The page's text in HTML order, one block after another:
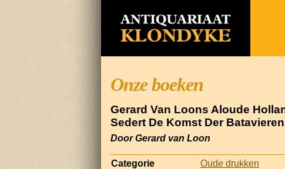
Onze boeken
Gerard Van Loons Aloude
Sedert De Komst Der
Door Gerard van Loon
Categorie
Oude drukken